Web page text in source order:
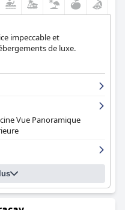
impeccable et
de luxe.
Vue Panoramique